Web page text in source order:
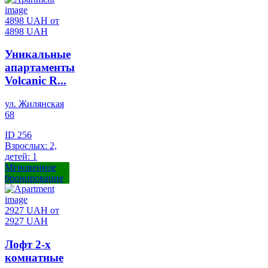
4898 UAH от
4898 UAH
Уникальные
апартаменты
Volcanic R...
ул. Жилянская
68
ID 256
Взрослых: 2,
детей: 1
Мгновенное
бронирование
2927 UAH от
2927 UAH
Лофт 2-х
комнатные